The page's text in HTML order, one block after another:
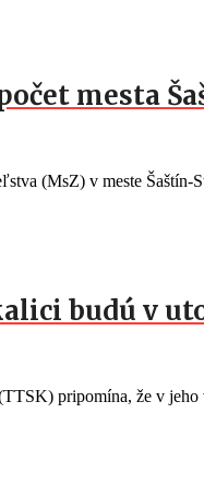
mesta
(MsZ) v meste
budú v
pripomína, že v